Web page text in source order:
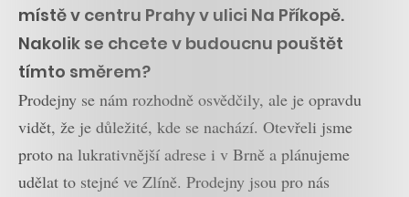
místě v centru Prahy v ulici Na Příkopě.
Nakolik se chcete v budoucnu pouštět
tímto směrem?
Prodejny se nám rozhodně osvědčily, ale je opravdu
vidět, že je důležité, kde se nachází. Otevřeli jsme
proto na lukrativnější adrese i v Brně a plánujeme
udělat to stejné ve Zlíně. Prodejny jsou pro nás